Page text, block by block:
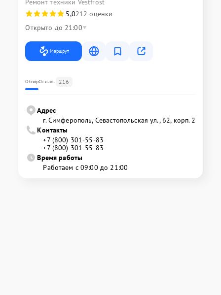
Ремонт техники Vestfrost
5,0212 оценки
Открыто до 21:00
Маршрут
ОбзорОтзывы 216
Адрес
г. Симферополь, Севастопольская ул., 62, корп. 2
Контакты
+7 (800) 301-55-83
+7 (800) 301-55-83
Время работы
Работаем с 09:00 до 21:00